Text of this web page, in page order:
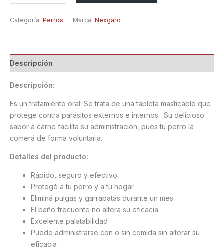
Categoría: Perros Marca: Nexgard
Descripción
Descripción:
Es un tratamiento oral. Se trata de una tableta masticable que
protege contra parásitos externos e internos. Su delicioso
sabor a carne facilita su administración, pues tu perro la
comerá de forma voluntaria.
Detalles del producto:
Rápido, seguro y efectivo
Protegé a tu perro y a tu hogar
Eliminá pulgas y garrapatas durante un mes
El baño frecuente no altera su eficacia
Excelente palatabilidad
Puede administrarse con o sin comida sin alterar su
eficacia